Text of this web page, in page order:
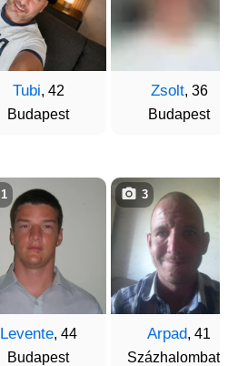
Tubi, 42
Budapest
Zsolt, 36
Budapest
Levente, 44
Budapest
1
Arpad, 41
3